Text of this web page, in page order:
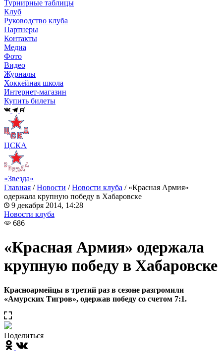
Турнирные таблицы
Клуб
Руководство клуба
Партнеры
Контакты
Медиа
Фото
Видео
Журналы
Хоккейная школа
Интернет-магазин
Купить билеты
ЦСКА
«Звезда»
Главная /Новости /Новости клуба / «Красная Армия»
одержала крупную победу в Хабаровске
9 декабря 2014, 14:28
Новости клуба
686
«Красная Армия» одержала
крупную победу в Хабаровске
Красноармейцы в третий раз в сезоне разгромили
«Амурских Тигров», одержав победу со счетом 7:1.
Поделиться